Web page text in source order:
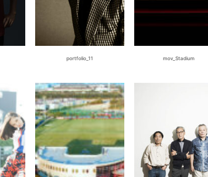
portfolio_11 mov_Stadium